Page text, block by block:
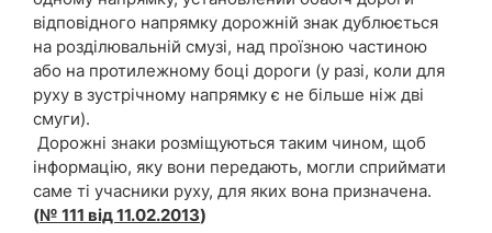
відповідного напрямку дорожній знак дублюється
на розділювальній смузі, над проїзною частиною
або на протилежному боці дороги (у разі, коли для
руху в зустрічному напрямку є не більше ніж дві
смуги).
Дорожні знаки розміщуються таким чином, щоб
інформацію, яку вони передають, могли сприймати
саме ті учасники руху, для яких вона призначена.
(№ 111 від 11.02.2013)